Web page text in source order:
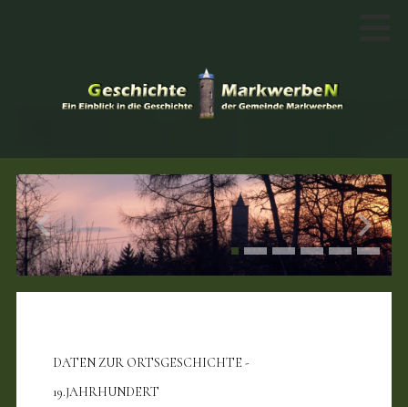
DATEN ZUR ORTSGESCHICHTE -
19.JAHRHUNDERT